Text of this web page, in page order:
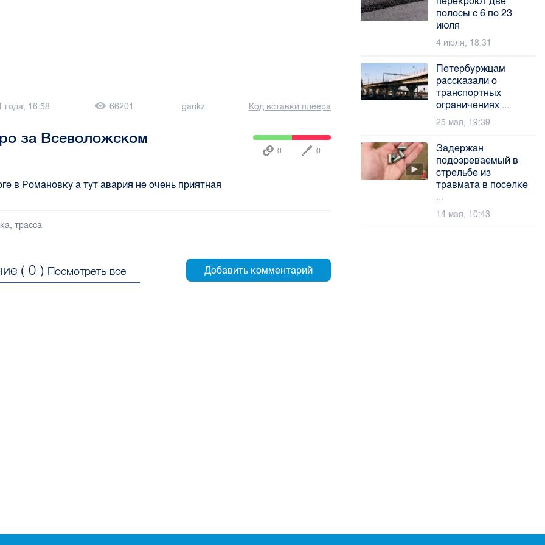
года, 16:58 66201 garikz Код вставки плеера
за Всеволожском
0 0
в Романовку а тут авария не очень приятная
,трасса
(0 ) Посмотреть все
полосы с 6 по 23
июля
4 июля, 18:31
Петербуржцам
рассказали о
транспортных
ограничениях ...
25 мая, 19:39
Задержан
подозреваемый в
стрельбе из
травмата в поселке
...
14 мая, 10:43